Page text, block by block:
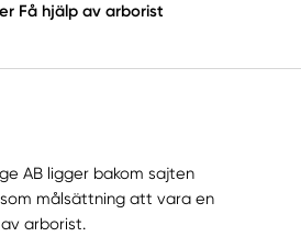
Få hjälp av arborist
AB ligger bakom sajten
målsättning att vara en
arborist.